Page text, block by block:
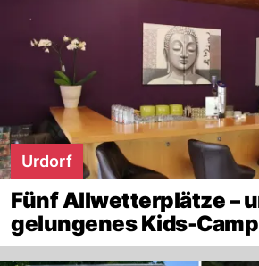
Urdorf
Fünf Allwetterplätze –
gelungenes Kids-Camp